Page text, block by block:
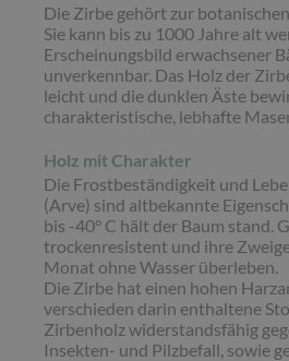
Die Zirbe gehört zur
Sie kann bis zu 1000 Jahre alt
Erscheinungsbild erwachsener
unverkennbar. Das Holz der
leicht und die dunklen Äste
charakteristische, lebhafte
Holz mit Charakter
Die Frostbeständigkeit und
(Arve) sind altbekannte
bis -40° C hält der Baum stand.
trockenresistent und ihre
Monat ohne Wasser überleben.
Die Zirbe hat einen hohen
verschieden darin enthaltene
Zirbenholz widerstandsfähig
Insekten- und Pilzbefall, sowie